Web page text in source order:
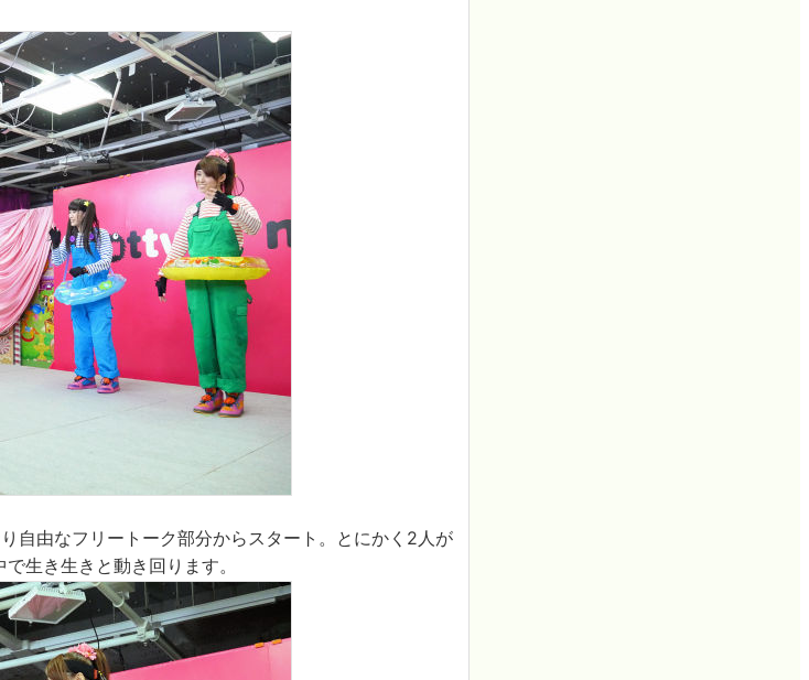
自由なフリートーク部分からスタート。とにかく2人が
生き生きと動き回ります。